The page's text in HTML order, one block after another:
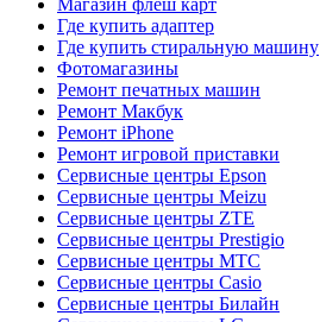
Где купить адаптер
Где купить стиральную машину
Фотомагазины
Ремонт печатных машин
Ремонт Макбук
Ремонт iPhone
Ремонт игровой приставки
Сервисные центры Epson
Сервисные центры Meizu
Сервисные центры ZTE
Сервисные центры Prestigio
Сервисные центры МТС
Сервисные центры Casio
Сервисные центры Билайн